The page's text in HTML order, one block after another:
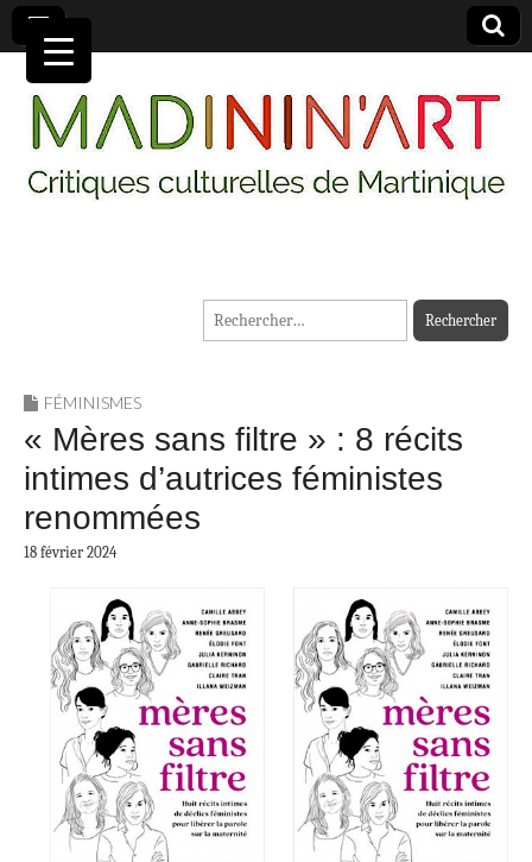
MADININ'ART
Rechercher :
FÉMINISMES
« Mères sans filtre » : 8 récits
intimes d’autrices féministes
renommées
18 février 2024